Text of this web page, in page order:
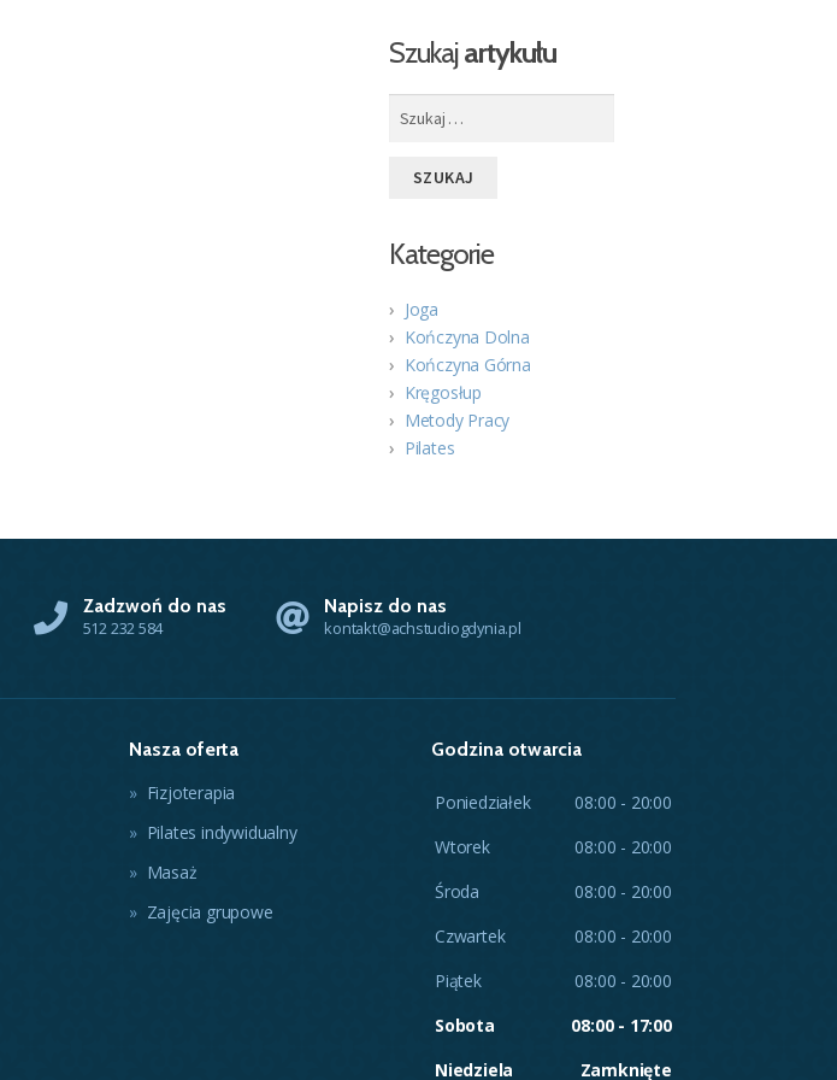
Szukajartykułu
Kategorie
Joga
Kończyna Dolna
Kończyna Górna
Kręgosłup
Metody Pracy
Pilates
Zadzwoń do nas
512 232 584
Napisz do nas
kontakt@achstudiogdynia.pl
Nasza oferta
Fizjoterapia
Pilates indywidualny
Masaż
Zajęcia grupowe
Godzina otwarcia
Poniedziałek
08:00 - 20:00
Wtorek
08:00 - 20:00
Środa
08:00 - 20:00
Czwartek
08:00 - 20:00
Piątek
08:00 - 20:00
Sobota
08:00 - 17:00
Niedziela
Zamknięte